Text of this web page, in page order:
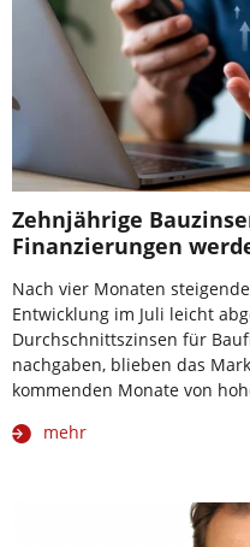
Zehnjährige
Finanzierungen
Nach vier Monaten
Entwicklung im Juli leicht
Durchschnittszinsen für
nachgaben, blieben das
kommenden Monate von
mehr